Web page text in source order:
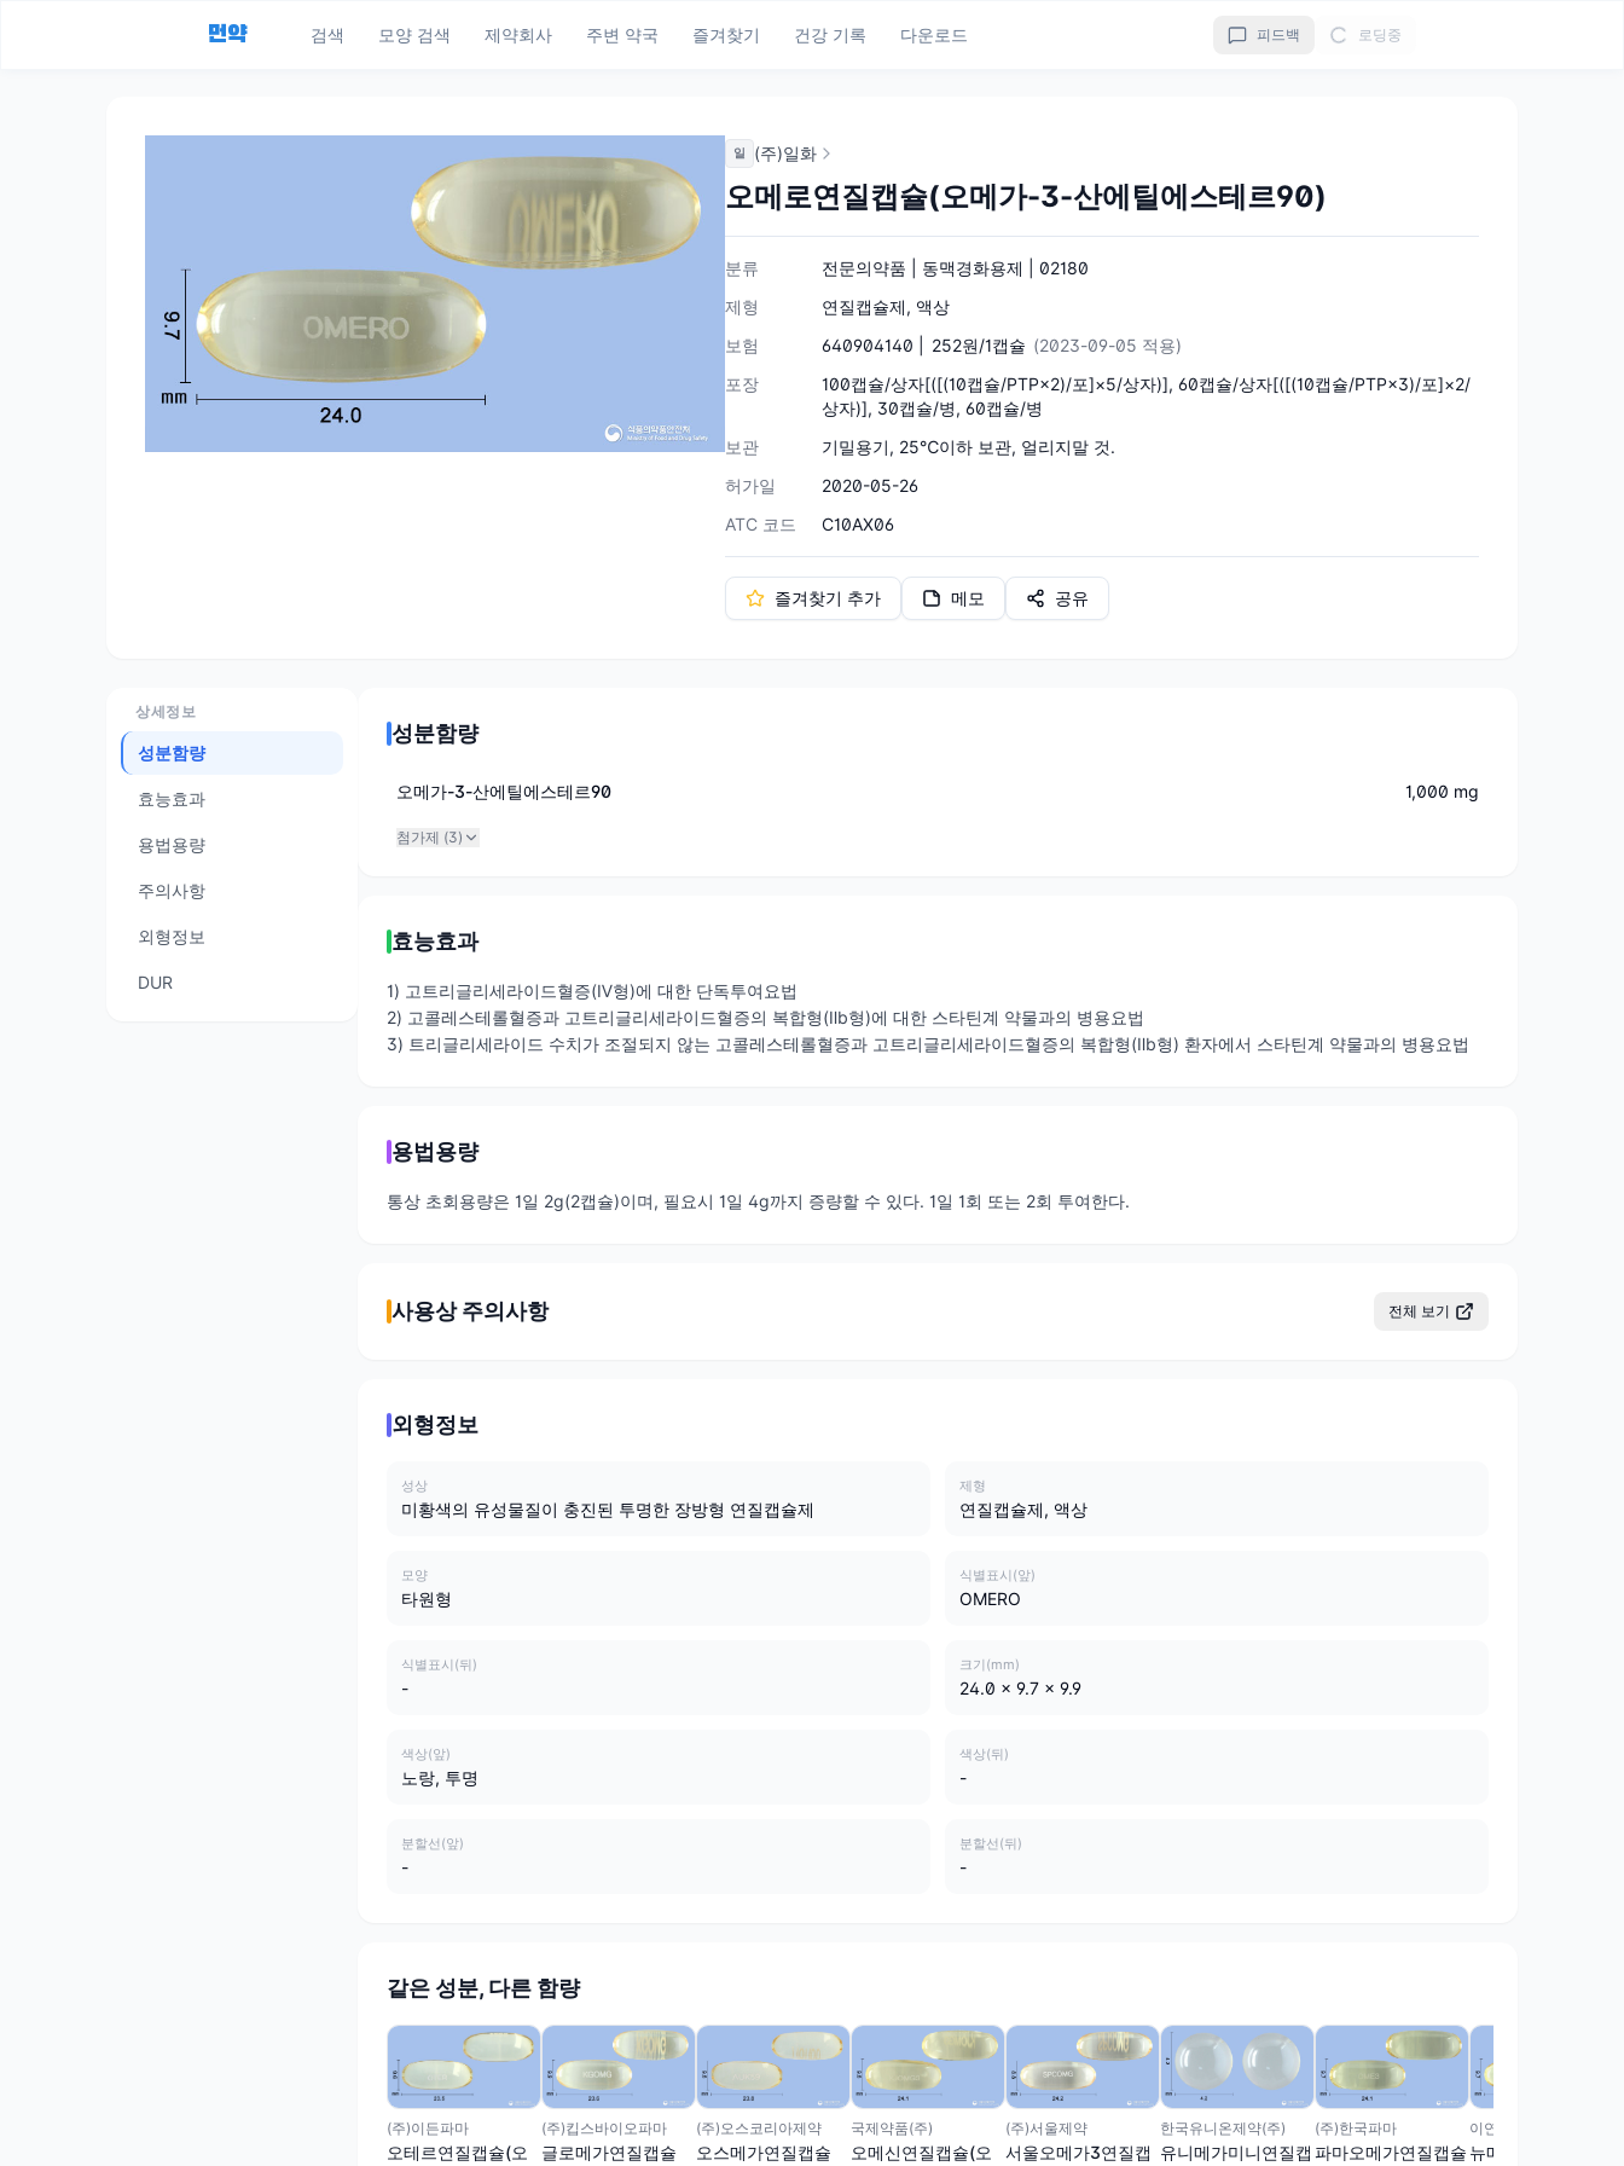
먼약 검색 모양 검색 제약회사 주변 약국 즐겨찾기 건강 기록 다운로드 피드백 로딩중
일 (주)일화
오메로연질캡슐(오메가-3-산에틸에스테르90)
분류
전문의약품 | 동맥경화용제 | 02180
제형
연질캡슐제, 액상
보험
640904140 | 252원/1캡슐 (2023-09-05 적용)
포장
100캡슐/상자[([(10캡슐/PTP×2)/포]×5/상자)], 60캡슐/상자[([(10캡슐/PTP×3)/포]×2/
상자)], 30캡슐/병, 60캡슐/병
보관
기밀용기, 25℃이하 보관, 얼리지말 것.
허가일
2020-05-26
ATC 코드
C10AX06
즐겨찾기 추가 메모 공유
상세정보
성분함량
효능효과
용법용량
주의사항
외형정보
DUR
성분함량
오메가-3-산에틸에스테르90 1,000 mg
첨가제 (3)
효능효과
1) 고트리글리세라이드혈증(Ⅳ형)에 대한 단독투여요법
2) 고콜레스테롤혈증과 고트리글리세라이드혈증의 복합형(Ⅱb형)에 대한 스타틴계 약물과의 병용요법
3) 트리글리세라이드 수치가 조절되지 않는 고콜레스테롤혈증과 고트리글리세라이드혈증의 복합형(Ⅱb형) 환자에서 스타틴계 약물과의 병용요법
용법용량
통상 초회용량은 1일 2g(2캡슐)이며, 필요시 1일 4g까지 증량할 수 있다. 1일 1회 또는 2회 투여한다.
사용상 주의사항 전체 보기
외형정보
성상
미황색의 유성물질이 충진된 투명한 장방형 연질캡슐제
제형
연질캡슐제, 액상
모양
타원형
식별표시(앞)
OMERO
식별표시(뒤)
-
크기(mm)
24.0 x 9.7 x 9.9
색상(앞)
노랑, 투명
색상(뒤)
-
분할선(앞)
-
분할선(뒤)
-
같은 성분, 다른 함량
(주)이든파마
오테르연질캡슐(오
(주)킵스바이오파마
글로메가연질캡슐
(주)오스코리아제약
오스메가연질캡슐
국제약품(주)
오메신연질캡슐(오
(주)서울제약
서울오메가3연질캡
한국유니온제약(주)
유니메가미니연질캡
(주)한국파마
파마오메가연질캡슐
이연제약(주)
뉴메틴연질캡슐(오